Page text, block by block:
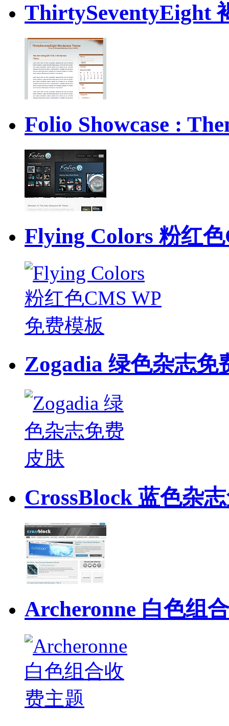
ThirtySeventyEight
Folio Showcase :
Flying Colors 粉红
Zogadia 绿色杂志免
CrossBlock 蓝色杂
Archeronne 白色组